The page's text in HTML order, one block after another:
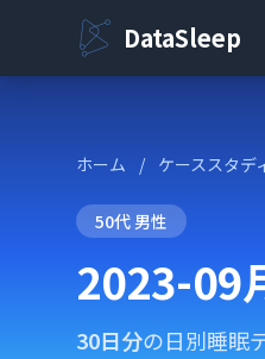
DataSleep
ホーム / ケーススタデ
50代 男性
2023-09
30日分の日別睡眠